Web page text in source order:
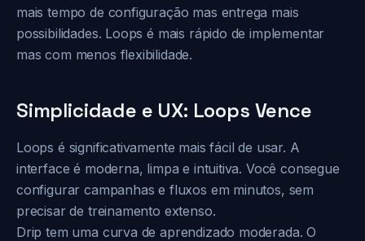
mais tempo de configuração mas entrega mais
possibilidades. Loops é mais rápido de implementar
mas com menos flexibilidade.
Simplicidade e UX: Loops Vence
Loops é significativamente mais fácil de usar. A
interface é moderna, limpa e intuitiva. Você consegue
configurar campanhas e fluxos em minutos, sem
precisar de treinamento extenso.
Drip tem uma curva de aprendizado moderada. O